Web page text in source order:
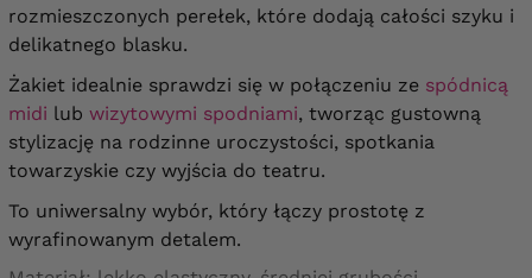
rozmieszczonych perełek, które dodają całości szyku i
delikatnego blasku.
Żakiet idealnie sprawdzi się w połączeniu ze spódnicą
midi lub wizytowymi spodniami, tworząc gustowną
stylizację na rodzinne uroczystości, spotkania
towarzyskie czy wyjścia do teatru.
To uniwersalny wybór, który łączy prostotę z
wyrafinowanym detalem.